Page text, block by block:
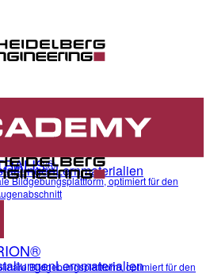
Bildgebungsplattform, optimiert für den
Bildgebungsplattform, optimiert für den
Lernmaterialien
Lernmaterialien